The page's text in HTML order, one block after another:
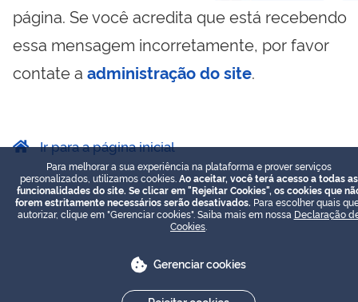
página. Se você acredita que está recebendo
essa mensagem incorretamente, por favor
contate a administração do site.
Ir para a página inicial
Para melhorar a sua experiência na plataforma e prover serviços
personalizados, utilizamos cookies. Ao aceitar, você terá acesso a todas as
funcionalidades do site. Se clicar em "Rejeitar Cookies", os cookies que
forem estritamente necessários serão desativados. Para escolher quais
autorizar, clique em "Gerenciar cookies". Saiba mais em nossa Declaração
Cookies
Gerenciar cookies